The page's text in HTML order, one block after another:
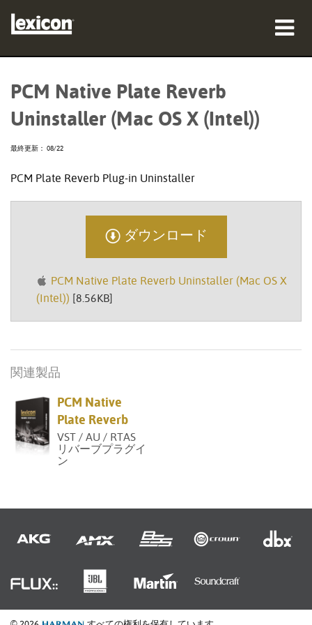
トレーニング
言語/地域
PCM Native Plate Reverb
Uninstaller (Mac OS X (Intel))
最終更新： 08/22
PCM Plate Reverb Plug-in Uninstaller
ダウンロード
PCM Native Plate Reverb Uninstaller (Mac OS X
(Intel)) [8.56KB]
関連製品
PCM Native
Plate Reverb
VST / AU / RTAS
リバーブプラグイ
ン